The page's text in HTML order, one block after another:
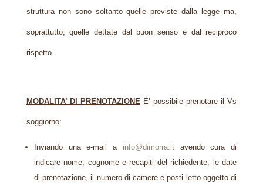
struttura non sono soltanto quelle previste dalla legge ma,
soprattutto, quelle dettate dal buon senso e dal reciproco
rispetto.
MODALITA’ DI PRENOTAZIONE E’ possibile prenotare il Vs
soggiorno:
Inviando una e-mail a info@dimorra.it
avendo cura di
indicare nome, cognome e recapiti delrichiedente, le date
di prenotazione, il numero di camere e posti letto oggetto di